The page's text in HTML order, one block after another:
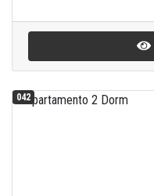
042